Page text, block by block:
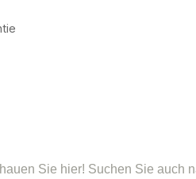
Sie hier! Suchen Sie auch